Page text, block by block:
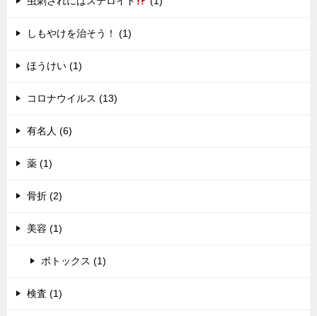
しもやけを治そう！ (1)
ほうけい (1)
コロナウイルス (13)
有名人 (6)
薬 (1)
骨折 (2)
美容 (1)
ボトックス (1)
検査 (1)